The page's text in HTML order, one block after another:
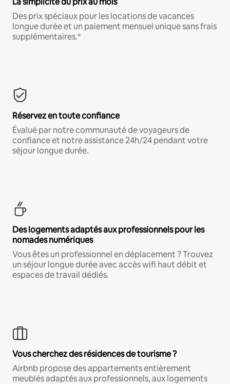
Des prix spéciaux pour les locations de vacances
longue durée et un paiement mensuel unique sans frais
supplémentaires.*
Réservez en toute confiance
Évalué par notre communauté de voyageurs de
confiance et notre assistance 24h/24 pendant votre
séjour longue durée.
Des logements adaptés aux professionnels pour les
nomades numériques
Vous êtes un professionnel en déplacement ? Trouvez
un séjour longue durée avec accès wifi haut débit et
espaces de travail dédiés.
Vous cherchez des résidences de tourisme ?
Airbnb propose des appartements entièrement
meublés adaptés aux professionnels, aux logements